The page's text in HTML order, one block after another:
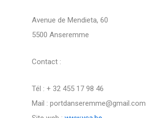
Avenue de Mendieta, 60
5500 Anseremme
Contact :
Tél : + 32 455 17 98 46
Mail : portdanseremme@gmail.com